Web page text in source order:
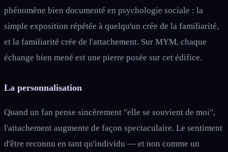
phénomène bien documenté en psychologie sociale : la
simple exposition répétée à quelqu'un crée de la familiarité,
et la familiarité crée de l'attachement. Sur MYM, chaque
échange bien mené est une pierre posée sur cet édifice.
La personnalisation
Quand un fan pense sincèrement "elle se souvient de moi",
l'attachement augmente de façon spectaculaire. Le sentiment
d'être reconnu en tant qu'individu — et non comme un